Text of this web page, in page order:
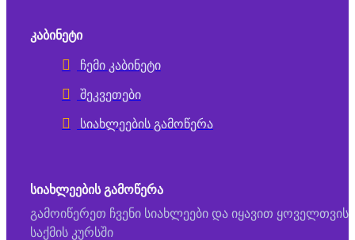
ᲙᲐᲑᲘᲜᲔᲢᲘ
ჩემი კაბინეტი
შეკვეთები
სიახლეების გამოწერა
ᲡᲘᲐᲮᲚᲔᲔᲑᲘᲡ ᲒᲐᲛᲝᲬᲔᲠᲐ
გამოიწერეთ ჩვენი სიახლეები და იყავით ყოველთვის
საქმის კურსში